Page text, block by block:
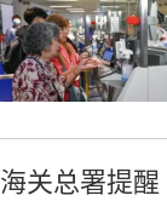
海关总署提醒